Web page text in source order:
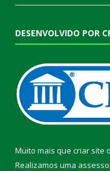
DESENVOLVIDO POR
Muito mais que criar site
Realizamos uma